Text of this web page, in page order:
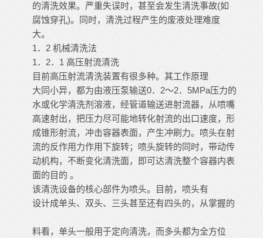
的清洗效果。严重失误时，甚至会发生清洗事故(如
腐蚀穿孔)。同时，清洗过程产生的废液处理难度
大。
1．2 机械清洗法
1．2．1 高压射流清洗
目前高压射流清洗装置有很多种。其工作原理
大同小异，都为由液压泵输送0．2～2．5MPa压力的
水或化学清洗剂溶液，经管道输送进射流器，从喷嘴
高速射出，把压力尽可能地转化射流的出口速度，形
成锥形射流，冲击容器表面，产生冲刷力。喷头在射
流的反作用力作用下旋转；喷头旋转的同时，带动传
动机构，不断变化清洗面，即可达清洗整个容器内表
面的目的 。
该清洗设备的核心部件为喷头。目前，喷头有
设计成单头、双头、三头甚至还有四头的，从掌握的
料看，单头一般用于定向清洗，而多头都为全方位